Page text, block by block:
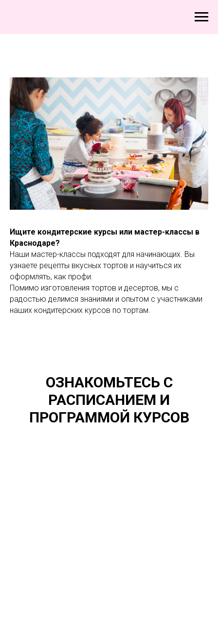
Ищите кондитерские курсы или мастер-классы в
Краснодаре?
Наши мастер-классы подходят для начинающих. Вы
узнаете рецепты вкусных тортов и научиться их
оформлять, как профи.
Помимо изготовления тортов и десертов, мы с
радостью делимся знаниями и опытом с участниками
наших кондитерских курсов по тортам.
ОЗНАКОМЬТЕСЬ С
РАСПИСАНИЕМ И
ПРОГРАММОЙ КУРСОВ